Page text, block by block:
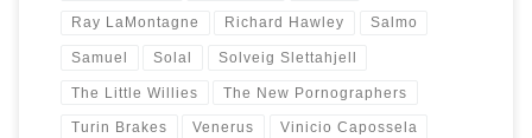
Ray LaMontagne Richard Hawley Salmo
Samuel Solal Solveig Slettahjell
The Little Willies The New Pornographers
Turin Brakes Venerus Vinicio Capossela